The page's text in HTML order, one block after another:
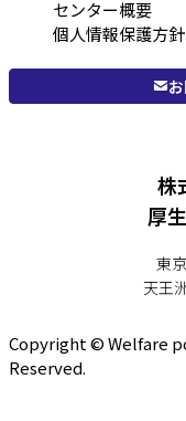
センター概要
個人情報保護方針
株
厚
東
天王
Copyright © Welfare
Reserved.